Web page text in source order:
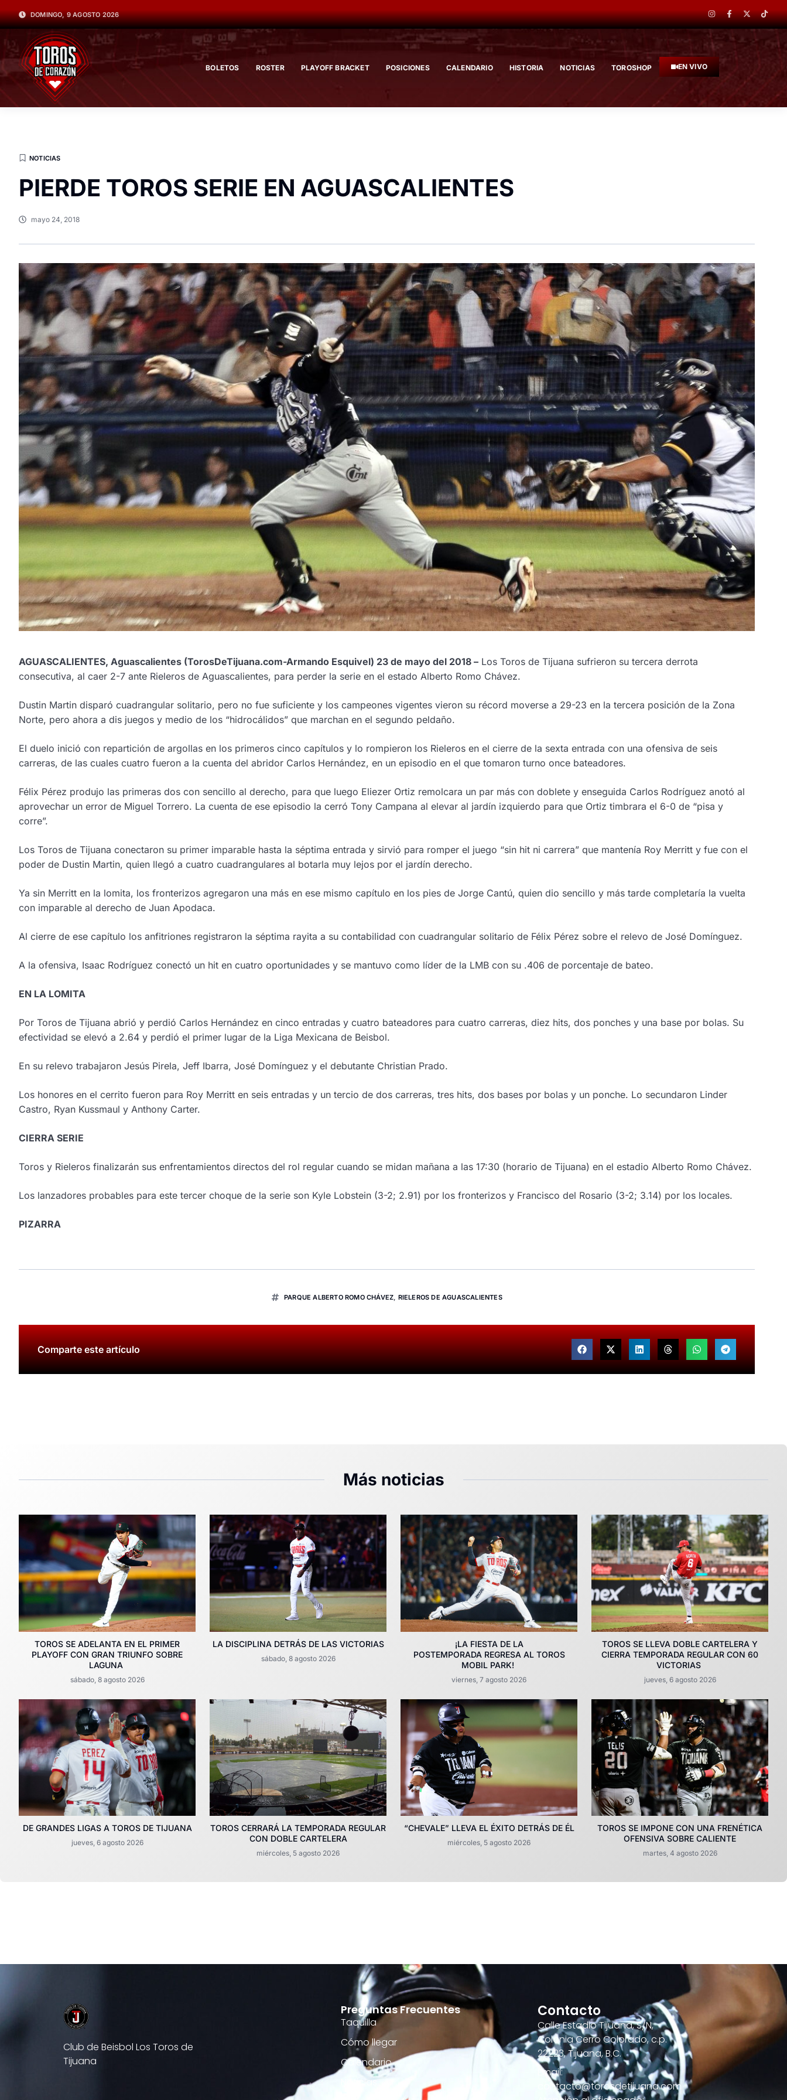
DOMINGO, 9 AGOSTO 2026
BOLETOS ROSTER PLAYOFF BRACKET POSICIONES CALENDARIO HISTORIA NOTICIAS TOROSHOP EN VIVO
NOTICIAS
PIERDE TOROS SERIE EN AGUASCALIENTES
mayo 24, 2018
AGUASCALIENTES, Aguascalientes (TorosDeTijuana.com-Armando Esquivel) 23 de mayo del 2018 – Los Toros de Tijuana sufrieron su tercera derrota
consecutiva, al caer 2-7 ante Rieleros de Aguascalientes, para perder la serie en el estado Alberto Romo Chávez.
Dustin Martin disparó cuadrangular solitario, pero no fue suficiente y los campeones vigentes vieron su récord moverse a 29-23 en la tercera posición de la Zona
Norte, pero ahora a dis juegos y medio de los “hidrocálidos” que marchan en el segundo peldaño.
El duelo inició con repartición de argollas en los primeros cinco capítulos y lo rompieron los Rieleros en el cierre de la sexta entrada con una ofensiva de seis
carreras, de las cuales cuatro fueron a la cuenta del abridor Carlos Hernández, en un episodio en el que tomaron turno once bateadores.
Félix Pérez produjo las primeras dos con sencillo al derecho, para que luego Eliezer Ortiz remolcara un par más con doblete y enseguida Carlos Rodríguez anotó al
aprovechar un error de Miguel Torrero. La cuenta de ese episodio la cerró Tony Campana al elevar al jardín izquierdo para que Ortiz timbrara el 6-0 de “pisa y
corre”.
Los Toros de Tijuana conectaron su primer imparable hasta la séptima entrada y sirvió para romper el juego “sin hit ni carrera” que mantenía Roy Merritt y fue con el
poder de Dustin Martin, quien llegó a cuatro cuadrangulares al botarla muy lejos por el jardín derecho.
Ya sin Merritt en la lomita, los fronterizos agregaron una más en ese mismo capítulo en los pies de Jorge Cantú, quien dio sencillo y más tarde completaría la vuelta
con imparable al derecho de Juan Apodaca.
Al cierre de ese capítulo los anfitriones registraron la séptima rayita a su contabilidad con cuadrangular solitario de Félix Pérez sobre el relevo de José Domínguez.
A la ofensiva, Isaac Rodríguez conectó un hit en cuatro oportunidades y se mantuvo como líder de la LMB con su .406 de porcentaje de bateo.
EN LA LOMITA
Por Toros de Tijuana abrió y perdió Carlos Hernández en cinco entradas y cuatro bateadores para cuatro carreras, diez hits, dos ponches y una base por bolas. Su
efectividad se elevó a 2.64 y perdió el primer lugar de la Liga Mexicana de Beisbol.
En su relevo trabajaron Jesús Pirela, Jeff Ibarra, José Domínguez y el debutante Christian Prado.
Los honores en el cerrito fueron para Roy Merritt en seis entradas y un tercio de dos carreras, tres hits, dos bases por bolas y un ponche. Lo secundaron Linder
Castro, Ryan Kussmaul y Anthony Carter.
CIERRA SERIE
Toros y Rieleros finalizarán sus enfrentamientos directos del rol regular cuando se midan mañana a las 17:30 (horario de Tijuana) en el estadio Alberto Romo Chávez.
Los lanzadores probables para este tercer choque de la serie son Kyle Lobstein (3-2; 2.91) por los fronterizos y Francisco del Rosario (3-2; 3.14) por los locales.
PIZARRA
PARQUE ALBERTO ROMO CHÁVEZ, RIELEROS DE AGUASCALIENTES
Comparte este artículo
Más noticias
TOROS SE ADELANTA EN EL PRIMER
PLAYOFF CON GRAN TRIUNFO SOBRE
LAGUNA
sábado, 8 agosto 2026
LA DISCIPLINA DETRÁS DE LAS VICTORIAS
sábado, 8 agosto 2026
¡LA FIESTA DE LA
POSTEMPORADA REGRESA AL TOROS
MOBIL PARK!
viernes, 7 agosto 2026
TOROS SE LLEVA DOBLE CARTELERA Y
CIERRA TEMPORADA REGULAR CON 60
VICTORIAS
jueves, 6 agosto 2026
DE GRANDES LIGAS A TOROS DE TIJUANA
jueves, 6 agosto 2026
TOROS CERRARÁ LA TEMPORADA REGULAR
CON DOBLE CARTELERA
miércoles, 5 agosto 2026
“CHEVALE” LLEVA EL ÉXITO DETRÁS DE ÉL
miércoles, 5 agosto 2026
TOROS SE IMPONE CON UNA FRENÉTICA
OFENSIVA SOBRE CALIENTE
martes, 4 agosto 2026
Club de Beisbol Los Toros de
Tijuana
Preguntas Frecuentes
Taquilla
Cómo llegar
Calendario
Noticias
Contacto
Calle Estadio Tijuana, S/N,
Colonia Cerro Colorado, c.p.
22223, Tijuana, B.C.
Email:
contacto@torosdetijuana.com